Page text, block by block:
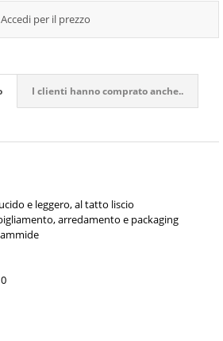
Accedi per il prezzo
I clienti hanno comprato anche..
e leggero, al tatto liscio
arredamento e packaging